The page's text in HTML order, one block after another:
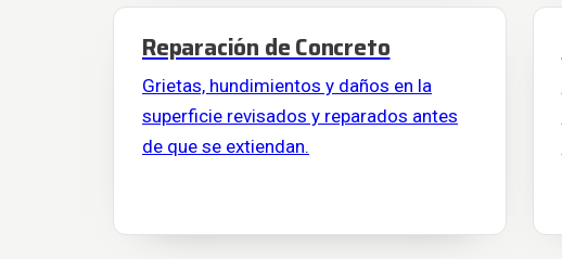
Reparación de Concreto
Grietas, hundimientos y daños en la
superficie revisados y reparados antes
de que se extiendan.